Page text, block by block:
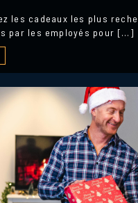
les cadeaux les plus
par les employés pour […]